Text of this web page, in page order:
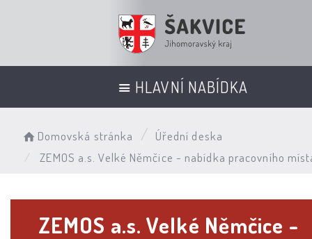
HLAVNÍ NABÍDKA
Domovská stránka
Úřední deska
ZEMOS a.s. Velké Němčice - nabídka pracovního
ZEMOS a.s. Velké Němčice -